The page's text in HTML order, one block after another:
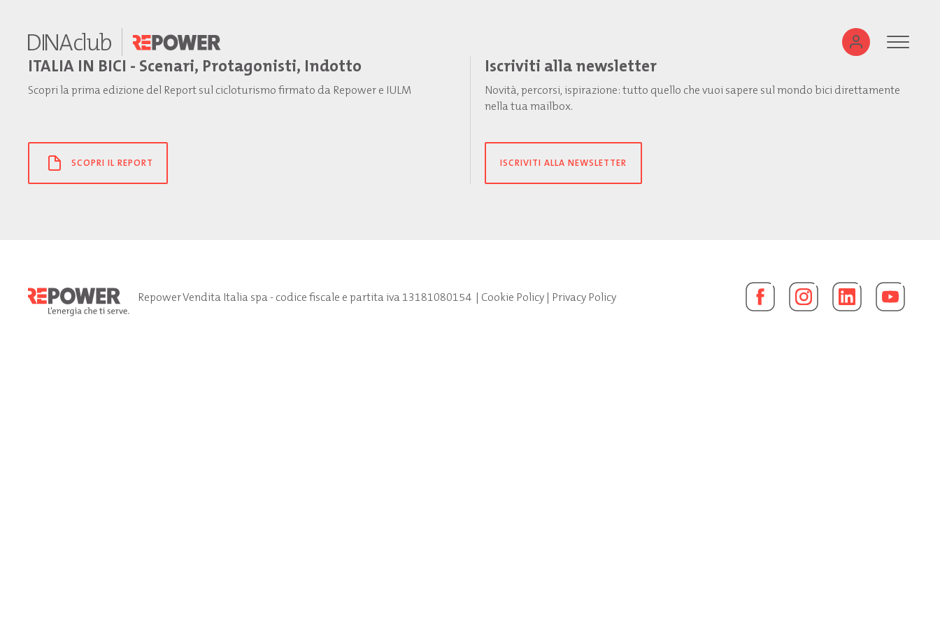
ITALIA IN BICI - Scenari, Protagonisti, Indotto
Scopri la prima edizione del Report sul cicloturismo firmato da Repower e IULM
SCOPRI IL REPORT
Iscriviti alla newsletter
Novità, percorsi, ispirazione: tutto quello che vuoi sapere sul mondo bici direttamente
nella tua mailbox.
ISCRIVITI ALLA NEWSLETTER
Repower Vendita Italia spa - codice fiscale e partita iva 13181080154| Cookie Policy| Privacy Policy